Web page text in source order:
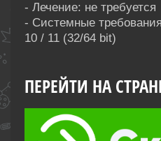
- Лечение: не требуется
- Системные
10 / 11 (32/64 bit)
ПЕРЕЙТИ НА